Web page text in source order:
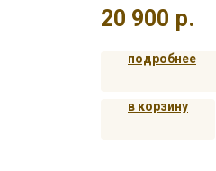
20 900 р.
подробнее
в корзину